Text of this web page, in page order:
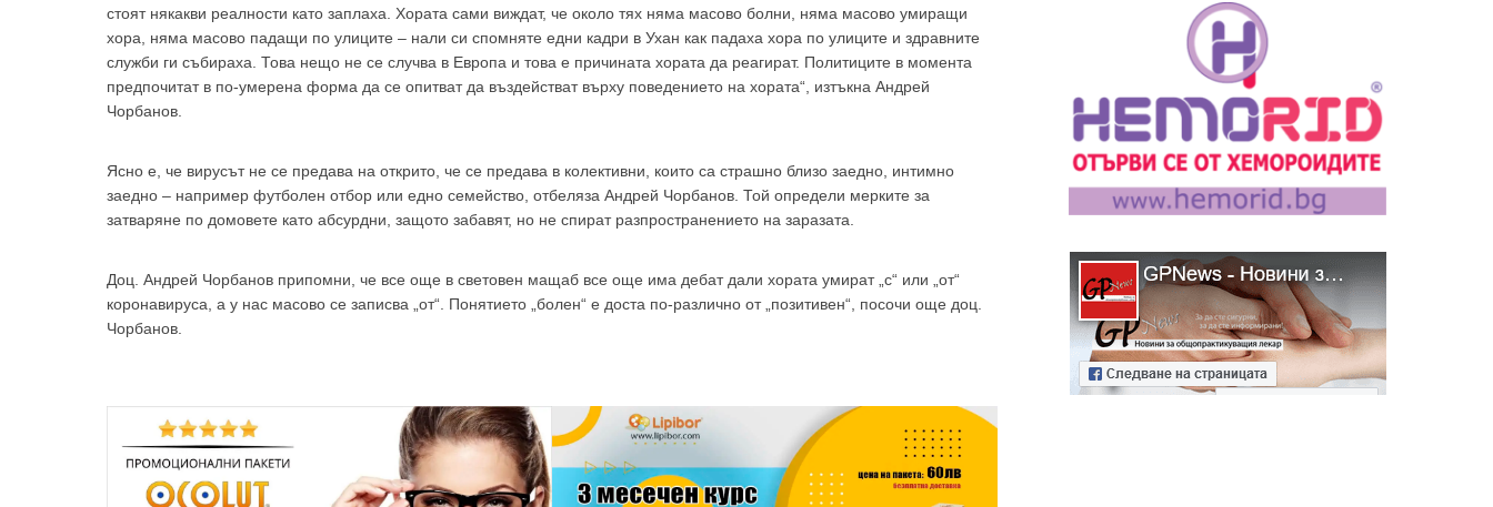
стоят някакви реалности като заплаха. Хората сами виждат, че около тях няма масово болни, няма масово умиращи
хора, няма масово падащи по улиците – нали си спомняте едни кадри в Ухан как падаха хора по улиците и здравните
служби ги събираха. Това нещо не се случва в Европа и това е причината хората да реагират. Политиците в момента
предпочитат в по-умерена форма да се опитват да въздействат върху поведението на хората“, изтъкна Андрей
Чорбанов.
Ясно е, че вирусът не се предава на открито, че се предава в колективни, които са страшно близо заедно, интимно
заедно – например футболен отбор или едно семейство, отбеляза Андрей Чорбанов. Той определи мерките за
затваряне по домовете като абсурдни, защото забавят, но не спират разпространението на заразата.
Доц. Андрей Чорбанов припомни, че все още в световен мащаб все още има дебат дали хората умират „с“ или „от“
коронавируса, а у нас масово се записва „от“. Понятието „болен“ е доста по-различно от „позитивен“, посочи още доц.
Чорбанов.